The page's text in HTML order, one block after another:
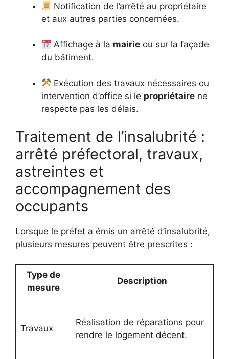
Notification de l’arrêté au propriétaire
et aux autres parties concernées.
Affichage à la mairie ou sur la façade
du bâtiment.
Exécution des travaux nécessaires ou
intervention d’office si le propriétaire ne
respecte pas les délais.
Traitement de l’insalubrité :
arrêté préfectoral, travaux,
astreintes et
accompagnement des
occupants
Lorsque le préfet a émis un arrêté d’insalubrité,
plusieurs mesures peuvent être prescrites :
Type de
mesure
Description
Travaux
Réalisation de réparations pour
rendre le logement décent.